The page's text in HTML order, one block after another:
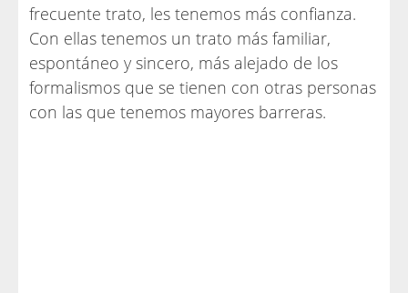
frecuente trato, les tenemos más confianza.
Con ellas tenemos un trato más familiar,
espontáneo y sincero, más alejado de los
formalismos que se tienen con otras personas
con las que tenemos mayores barreras.